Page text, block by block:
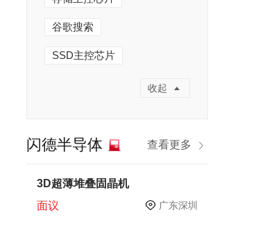
谷歌搜索
SSD主控芯片
收起
闪德半导体 查看更多
3D超薄堆叠固晶机
面议
广东深圳